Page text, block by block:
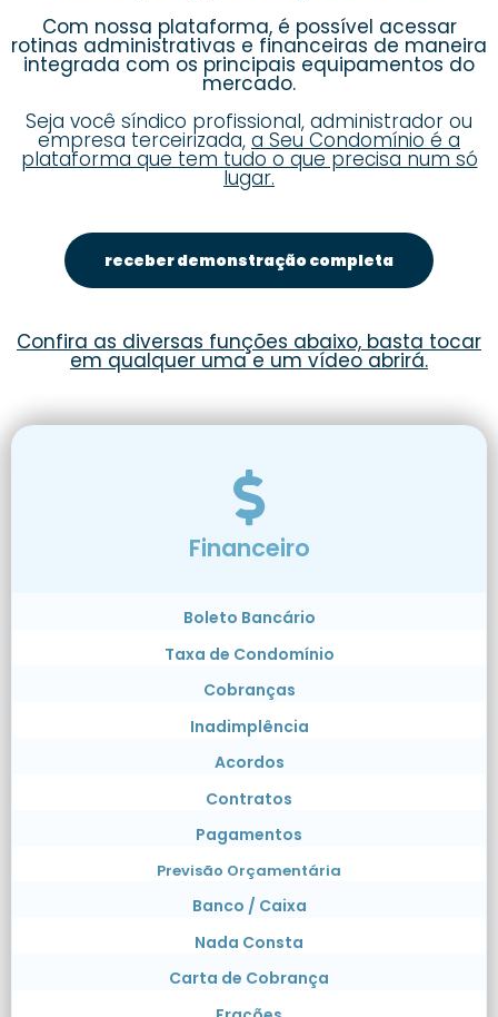
Com nossa plataforma, é possível acessar
rotinas administrativas e financeiras de maneira
integrada com os principais equipamentos do
mercado.
Seja você síndico profissional, administrador ou
empresa terceirizada, a Seu Condomínio é a
plataforma que tem tudo o que precisa num só
lugar.
receber demonstração completa
Confira as diversas funções abaixo, basta tocar
em qualquer uma e um vídeo abrirá.
Financeiro
Boleto Bancário
Taxa de Condomínio
Cobranças
Inadimplência
Acordos
Contratos
Pagamentos
Previsão Orçamentária
Banco / Caixa
Nada Consta
Carta de Cobrança